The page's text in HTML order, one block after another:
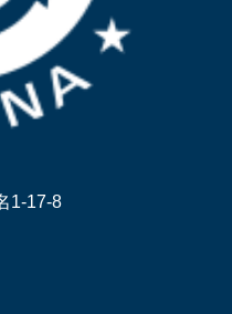
1-17-8